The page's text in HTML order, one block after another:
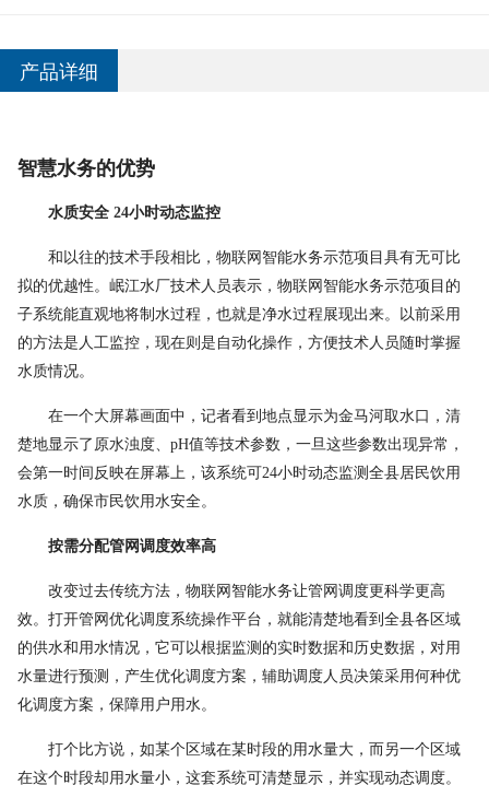
产品详细
智慧水务的优势
水质安全24小时动态监控
和以往的技术手段相比，物联网智能水务示范项目具有无可比
拟的优越性。岷江水厂技术人员表示，物联网智能水务示范项目的
子系统能直观地将制水过程，也就是净水过程展现出来。以前采用
的方法是人工监控，现在则是自动化操作，方便技术人员随时掌握
水质情况。
在一个大屏幕画面中，记者看到地点显示为金马河取水口，清
楚地显示了原水浊度、 pH值等技术参数，一旦这些参数出现异常，
会第一时间反映在屏幕上，该系统可24小时动态监测全县居民饮用
水质，确保市民饮用水安全。
按需分配管网调度效率高
改变过去传统方法，物联网智能水务让管网调度更科学更高
效。打开管网优化调度系统操作平台，就能清楚地看到全县各区域
的供水和用水情况，它可以根据监测的实时数据和历史数据，对用
水量进行预测，产生优化调度方案，辅助调度人员决策采用何种优
化调度方案，保障用户用水。
打个比方说，如某个区域在某时段的用水量大，而另一个区域
在这个时段却用水量小，这套系统可清楚显示，并实现动态调度。